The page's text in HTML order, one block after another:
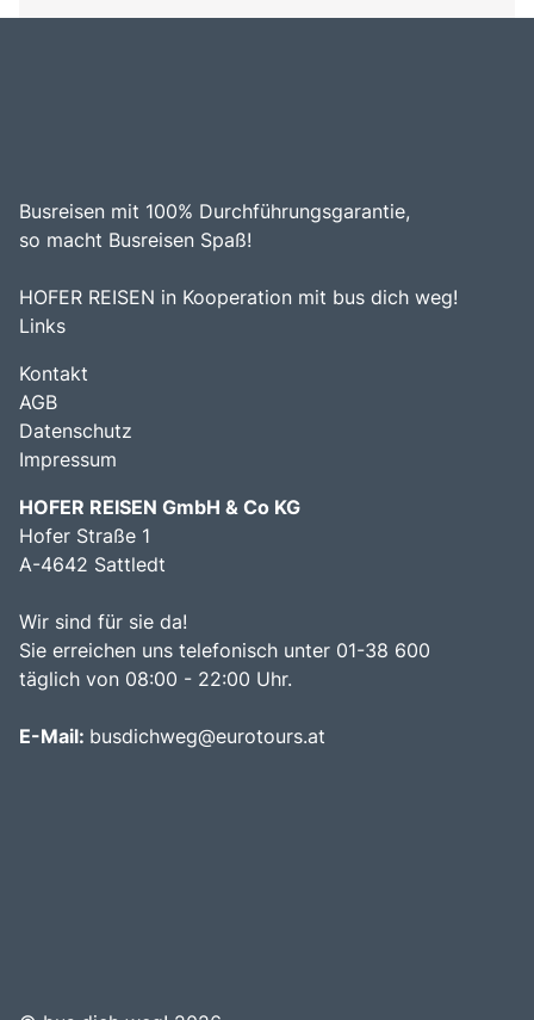
Busreisen mit 100% Durchführungsgarantie,
so macht Busreisen Spaß!
HOFER REISEN in Kooperation mit bus dich weg!
Links
Kontakt
AGB
Datenschutz
Impressum
HOFER REISEN GmbH & Co KG
Hofer Straße 1
A-4642 Sattledt
Wir sind für sie da!
Sie erreichen uns telefonisch unter 01-38 600
täglich von 08:00 - 22:00 Uhr.
E-Mail: busdichweg@eurotours.at